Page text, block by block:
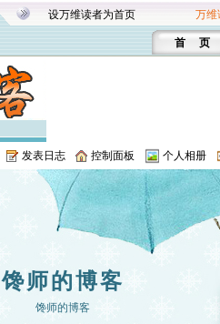
设万维读者为首页 万维
首 页
发表日志 控制面板 个人相册
馋师的博客
馋师的博客